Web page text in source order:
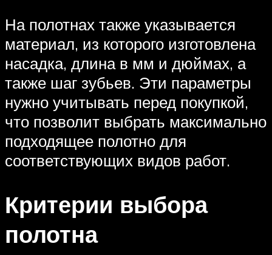
На полотнах также указывается
материал, из которого изготовлена
насадка, длина в мм и дюймах, а
также шаг зубьев. Эти параметры
нужно учитывать перед покупкой,
что позволит выбрать максимально
подходящее полотно для
соответствующих видов работ.
Критерии выбора
полотна